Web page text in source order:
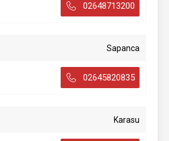
02648713200
Sapanca
02645820835
Karasu